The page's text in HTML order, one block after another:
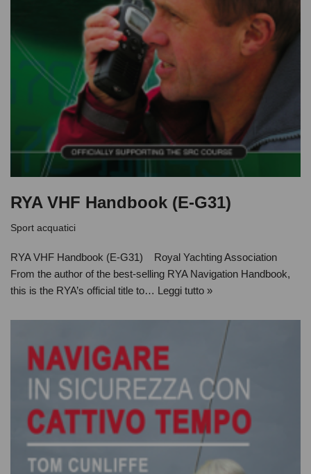
RYA VHF Handbook (E-G31)
Sport acquatici
RYA VHF Handbook (E-G31) Royal Yachting Association
From the author of the best-selling RYA Navigation Handbook,
this is the RYA’s official title to… Leggi tutto »